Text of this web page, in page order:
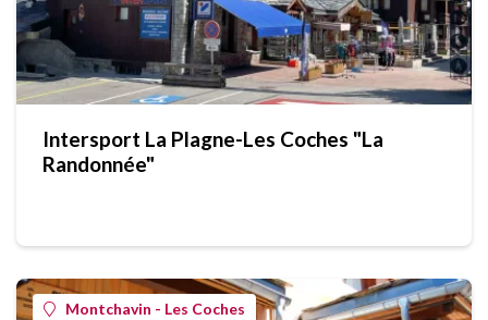
Intersport La Plagne-Les Coches "La
Randonnée"
Montchavin - Les Coches